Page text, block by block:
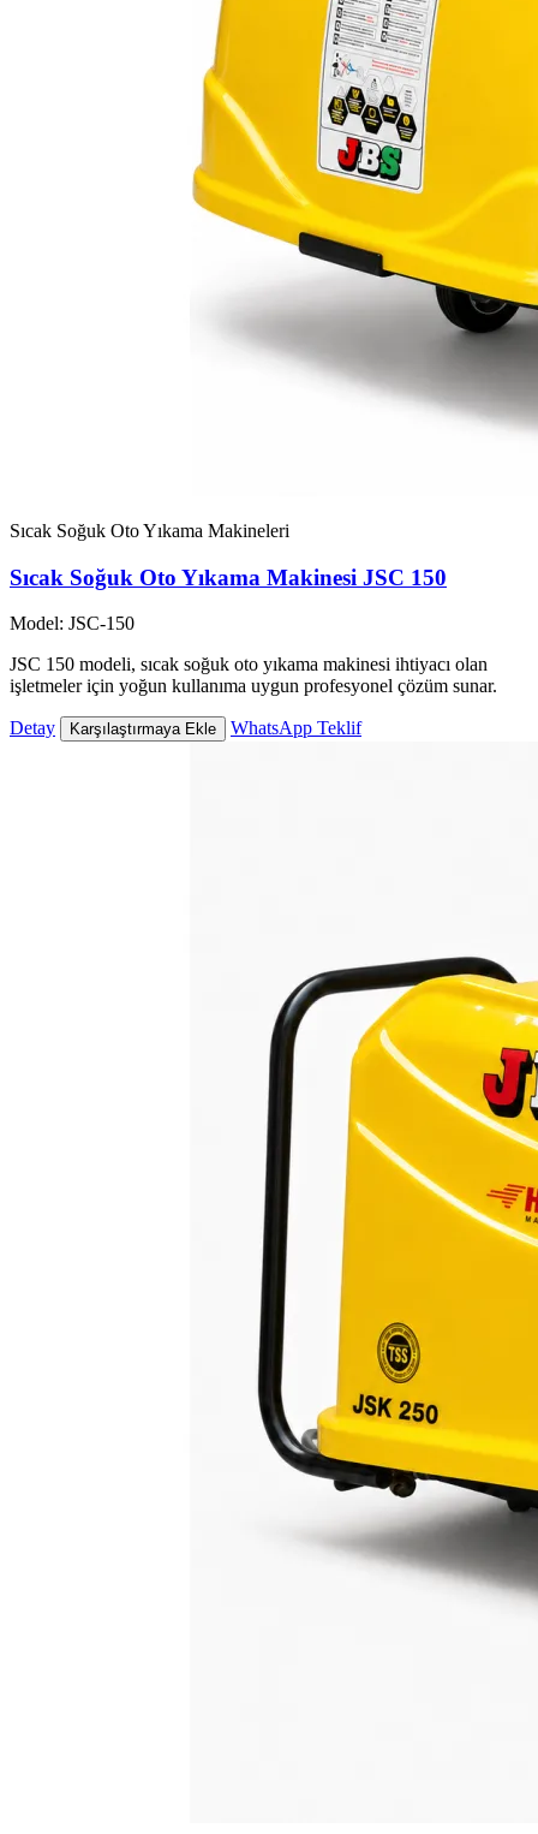
Sıcak Soğuk Oto Yıkama Makineleri
Sıcak Soğuk Oto Yıkama Makinesi JSC 150
Model: JSC-150
JSC 150 modeli, sıcak soğuk oto yıkama makinesi ihtiyacı olan
işletmeler için yoğun kullanıma uygun profesyonel çözüm sunar.
Detay Karşılaştırmaya Ekle WhatsApp Teklif